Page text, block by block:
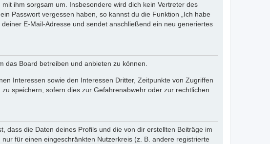
ihm sorgsam um. Insbesondere wird dich kein Vertreter des
Passwort vergessen haben, so kannst du die Funktion „Ich habe
E-Mail-Adresse und sendet anschließend ein neu generiertes
Board betreiben und anbieten zu können.
Interessen sowie den Interessen Dritter, Zeitpunkte von Zugriffen
speichern, sofern dies zur Gefahrenabwehr oder zur rechtlichen
dass die Daten deines Profils und die von dir erstellten Beiträge im
für einen eingeschränkten Nutzerkreis (z. B. andere registrierte